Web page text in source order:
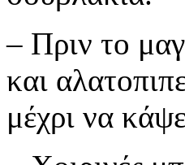
– Πριν το
και
μέχρι να